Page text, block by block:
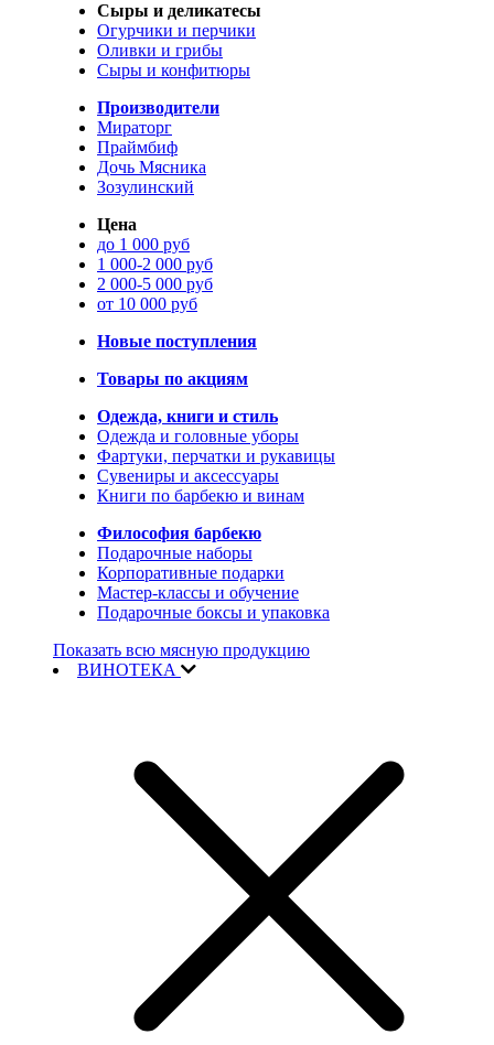
Сыры и деликатесы
Огурчики и перчики
Оливки и грибы
Сыры и конфитюры
Производители
Мираторг
Праймбиф
Дочь Мясника
Зозулинский
Цена
до 1 000 руб
1 000-2 000 руб
2 000-5 000 руб
от 10 000 руб
Новые поступления
Товары по акциям
Одежда, книги и стиль
Одежда и головные уборы
Фартуки, перчатки и рукавицы
Сувениры и аксессуары
Книги по барбекю и винам
Философия барбекю
Подарочные наборы
Корпоративные подарки
Мастер-классы и обучение
Подарочные боксы и упаковка
Показать всю мясную продукцию
ВИНОТЕКА